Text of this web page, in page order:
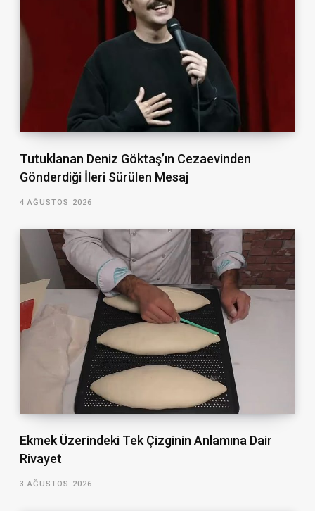
Tutuklanan Deniz Göktaş’ın Cezaevinden
Gönderdiği İleri Sürülen Mesaj
4 AĞUSTOS 2026
Ekmek Üzerindeki Tek Çizginin Anlamına Dair
Rivayet
3 AĞUSTOS 2026